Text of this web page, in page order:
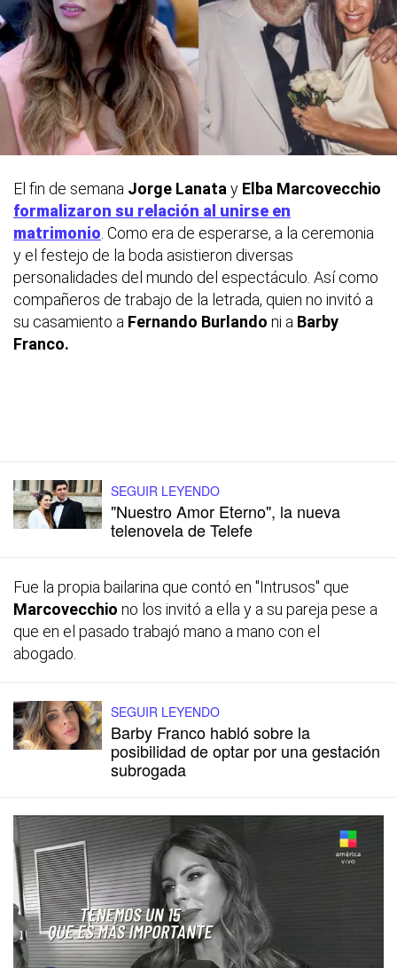
El fin de semana Jorge Lanata y Elba Marcovecchio
formalizaron su relación al unirse en
matrimonio . Como era de esperarse, a la ceremonia
y el festejo de la boda asistieron diversas
personalidades del mundo del espectáculo. Así como
compañeros de trabajo de la letrada, quien no invitó a
su casamiento a Fernando Burlando ni a Barby
Franco.
SEGUIR LEYENDO
"Nuestro Amor Eterno", la nueva
telenovela de Telefe
Fue la propia bailarina que contó en "Intrusos" que
Marcovecchio no los invitó a ella y a su pareja pese a
que en el pasado trabajó mano a mano con el
abogado.
SEGUIR LEYENDO
Barby Franco habló sobre la
posibilidad de optar por una gestación
subrogada